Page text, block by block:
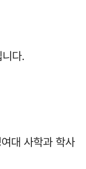
다.
대 사학과 학사